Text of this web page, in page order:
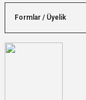
Formlar / Üyelik